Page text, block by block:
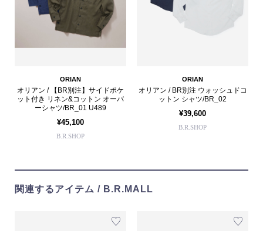
ORIAN
オリアン / 【BR別注】サイドポケ
ット付き リネン&コットン オーバ
ーシャツ/BR_01 U489
¥45,100
B.R.SHOP
ORIAN
オリアン / BR別注 ウォッシュドコ
ットン シャツ/BR_02
¥39,600
B.R.SHOP
関連するアイテム / B.R.MALL